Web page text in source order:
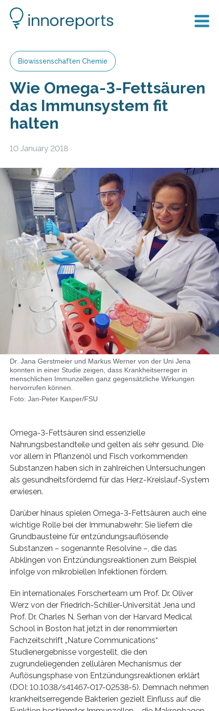
Biowissenschaften Chemie
Wie Omega-3-Fettsäuren
das Immunsystem fit
halten
10 January 2018
Dr. Jana Gerstmeier und Markus Werner von der Uni Jena
konnten in einer Studie zeigen, dass Krankheitserreger in
menschlichen Immunzellen ganz gegensätzliche Wirkungen
hervorrufen können.
Foto: Jan-Peter Kasper/FSU
Omega-3-Fettsäuren sind essenzielle
Nahrungsbestandteile und gelten als sehr gesund. Die
vor allem in Pflanzenöl und Fisch vorkommenden
Substanzen haben sich in zahlreichen Untersuchungen
als gesundheitsfördernd für das Herz-Kreislauf-System
erwiesen.
Darüber hinaus spielen Omega-3-Fettsäuren auch eine
wichtige Rolle bei der Immunabwehr: Sie liefern die
Grundbausteine für entzündungsauflösende
Substanzen – sogenannte Resolvine –, die das
Abklingen von Entzündungsreaktionen zum Beispiel
infolge von mikrobiellen Infektionen fördern.
Ein internationales Forscherteam um Prof. Dr. Oliver
Werz von der Friedrich-Schiller-Universität Jena und
Prof. Dr. Charles N. Serhan von der Harvard Medical
School in Boston hat jetzt in der renommierten
Fachzeitschrift „Nature Communications“
Studienergebnisse vorgestellt, die den
zugrundeliegenden zellulären Mechanismus der
Auflösungsphase von Entzündungsreaktionen erklärt
(DOI: 10.1038/s41467-017-02538-5). Demnach nehmen
krankheitserregende Bakterien gezielt Einfluss auf die